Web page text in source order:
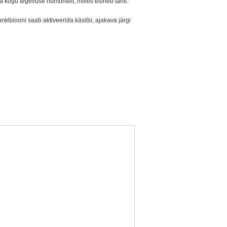
saab aktiveerida käsitsi, ajakava järgi